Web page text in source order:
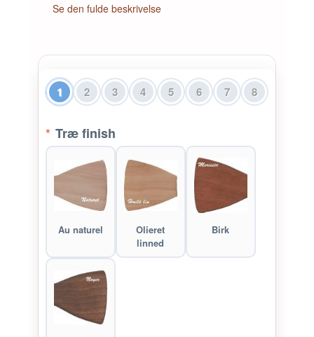
Se den fulde beskrivelse
1 2 3 4 5 6 7 8
* Træ finish
Au naturel
Olieret
linned
Birk